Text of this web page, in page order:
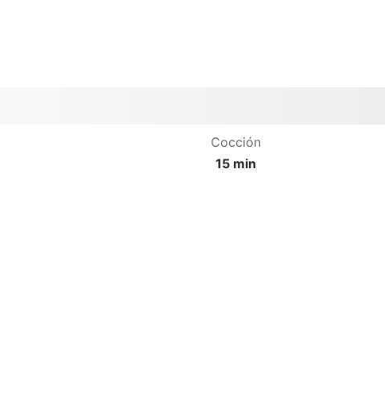
Cocción
15 min